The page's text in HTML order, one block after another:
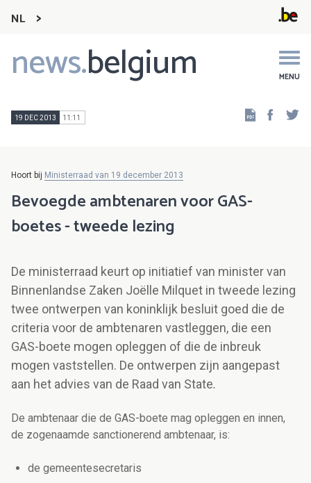
NL
news.belgium MENU
Main
navigation
19 DEC 2013 11:11
Hoort bij Ministerraad van 19 december 2013
Bevoegde ambtenaren voor GAS-
boetes - tweede lezing
De ministerraad keurt op initiatief van minister van
Binnenlandse Zaken Joëlle Milquet in tweede lezing
twee ontwerpen van koninklijk besluit goed die de
criteria voor de ambtenaren vastleggen, die een
GAS-boete mogen opleggen of die de inbreuk
mogen vaststellen. De ontwerpen zijn aangepast
aan het advies van de Raad van State.
De ambtenaar die de GAS-boete mag opleggen en innen,
de zogenaamde sanctionerend ambtenaar, is:
de gemeentesecretaris